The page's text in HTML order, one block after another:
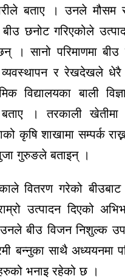
बताए । उनले मौसम
छनोट गरिएकोले
। सानो परिमाणमा बीउ
र रेखदेखले धेरै
विद्यालयका बाली
बताए । तरकाली
कृषि शाखामा सम्पर्क
गुरुङले बताइन् ।
वितरण गरेको बीउबाट
उत्पादन दिएको
बीउ विजन निशुल्क
बन्नुका साथै अध्ययनमा
भनाइ रहेको छ ।